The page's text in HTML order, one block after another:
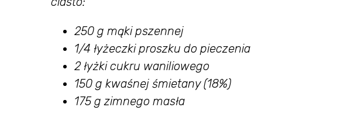
250 g mąki pszennej
1/4 łyżeczki proszku do pieczenia
2 łyżki cukru waniliowego
150 g kwaśnej śmietany (18%)
175 g zimnego masła